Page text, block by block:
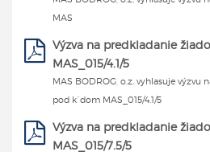
MAS
Výzva na predkladanie
MAS_015/4.1/5
MAS BODROG, o.z. vyhlasuje výzvu
pod k´dom MAS_015/4.1/5
Výzva na predkladanie
MAS_015/7.5/5